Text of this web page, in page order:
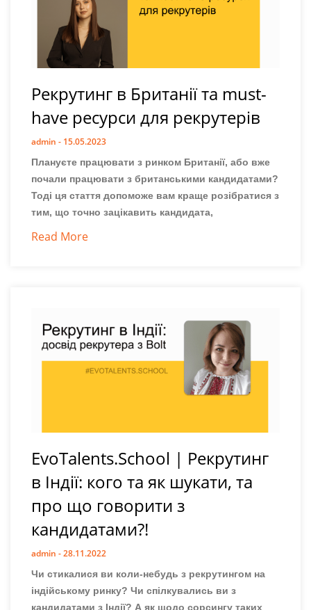
Рекрутинг в Британії та must-
have ресурси для рекрутерів
admin 15.05.2023
Плануєте працювати з ринком Британії, або вже
почали працювати з британськими кандидатами?
Тоді ця стаття допоможе вам краще розібратися з
тим, що точно зацікавить кандидата,
Read More
EvoTalents.School | Рекрутинг
в Індії: кого та як шукати, та
про що говорити з
кандидатами?!
admin 28.11.2022
Чи стикалися ви коли-небудь з рекрутингом на
індійському ринку? Чи спілкувались ви з
кандидатами з Індії? А як щодо сорсингу таких